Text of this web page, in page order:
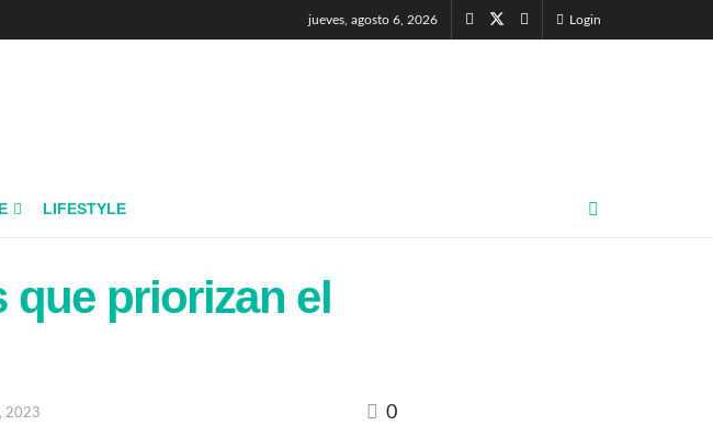
jueves, agosto 6, 2026 Login
LIFESTYLE
que priorizan el
2023 0